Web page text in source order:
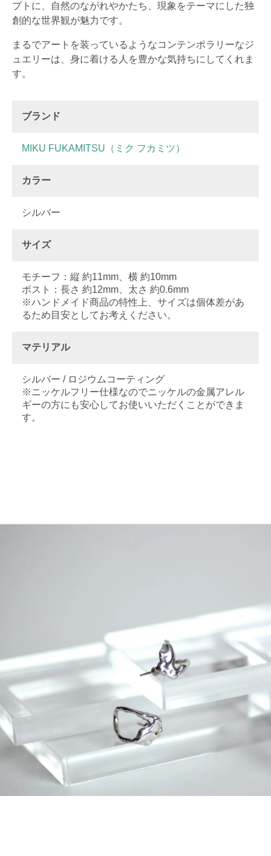
プトに、自然のながれやかたち、現象をテーマにした独
創的な世界観が魅力です。
まるでアートを装っているようなコンテンポラリーなジ
ュエリーは、身に着ける人を豊かな気持ちにしてくれま
す。
ブランド
MIKU FUKAMITSU（ミク フカミツ）
カラー
シルバー
サイズ
モチーフ：縦 約11mm、横 約10mm
ポスト：長さ 約12mm、太さ 約0.6mm
※ハンドメイド商品の特性上、サイズは個体差があ
るため目安としてお考えください。
マテリアル
シルバー / ロジウムコーティング
※ニッケルフリー仕様なのでニッケルの金属アレル
ギーの方にも安心してお使いいただくことができま
す。